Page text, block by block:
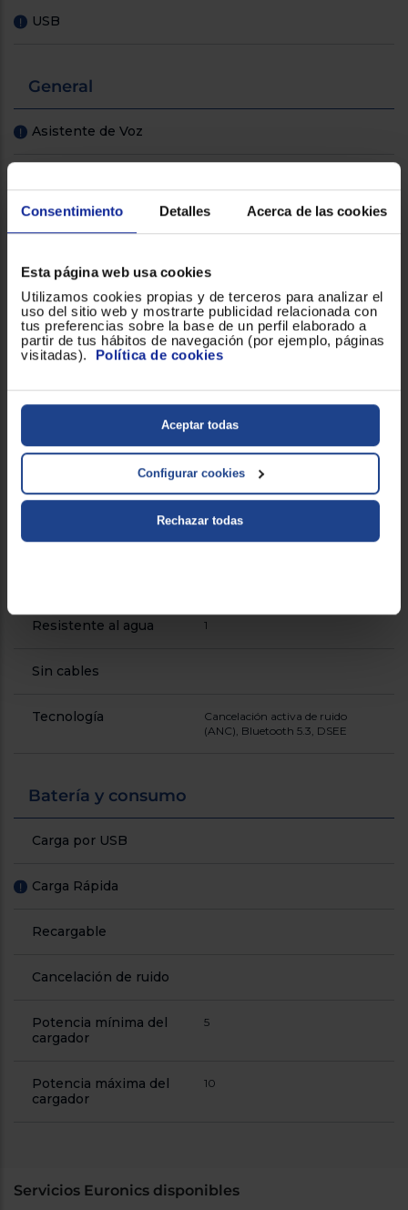
Consentimiento Detalles Acerca de las cookies
Esta página web usa cookies
Utilizamos cookies propias y de terceros para analizar el
uso del sitio web y mostrarte publicidad relacionada con
tus preferencias sobre la base de un perfil elaborado a
partir de tus hábitos de navegación (por ejemplo, páginas
visitadas). Política de cookies
Aceptar todas
Configurar cookies
Rechazar todas
! USB
General
! Asistente de Voz
40 horas con estuche de carga
Diafragma 5mm
Diseñado para
smartphone
Distancia de
funcionamiento máximo
10m
! Encendido automático
Funciones
Cancelación activa de ruido,
táctiles, DSEE, Precise Voice
Pickup con IA para llamadas
Resistente al agua 1
Sin cables
Tecnología
Cancelación activa de ruido
(ANC), Bluetooth 5.3, DSEE
Batería y consumo
Carga por USB
! Carga Rápida
Recargable
Cancelación de ruido
Potencia mínima del
cargador
5
Potencia máxima del
cargador
10
Servicios Euronics disponibles